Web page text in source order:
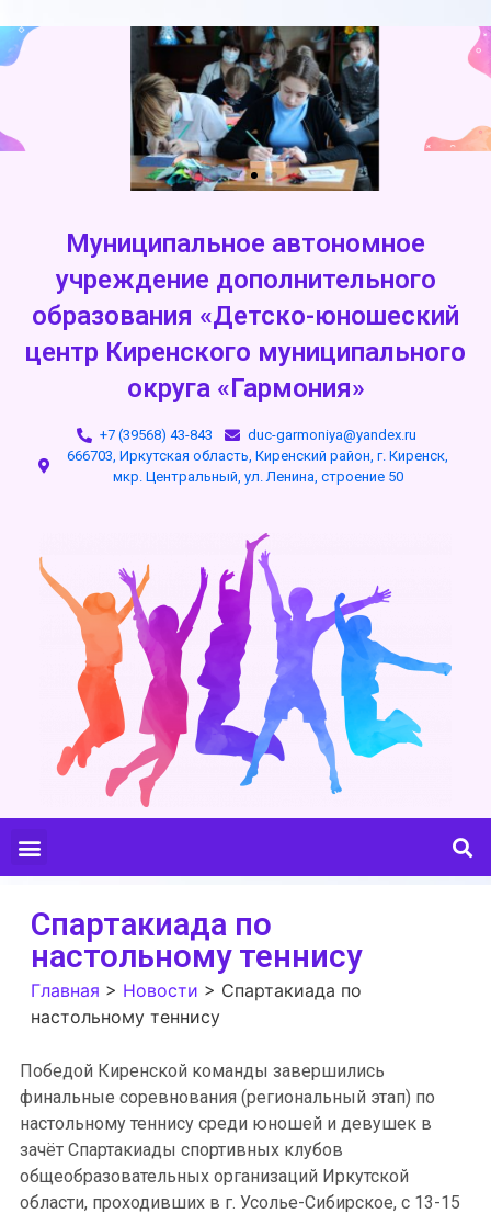
Муниципальное автономное
учреждение дополнительного
образования «Детско-юношеский
центр Киренского муниципального
округа «Гармония»
+7 (39568) 43-843
duc-garmoniya@yandex.ru
666703, Иркутская область, Киренский район, г. Киренск,
мкр. Центральный, ул. Ленина, строение 50
Спартакиада по
настольному теннису
Главная > Новости > Спартакиада по
настольному теннису
Победой Киренской команды завершились
финальные соревнования (региональный этап) по
настольному теннису среди юношей и девушек в
зачёт Спартакиады спортивных клубов
общеобразовательных организаций Иркутской
области, проходивших в г. Усолье-Сибирское, с 13-15